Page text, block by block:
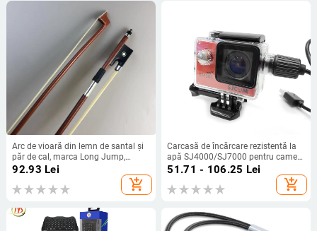
Arc de vioară din lemn de santal și
păr de cal, marca Long Jump,
destinat instrumentelor muzicale
92.93 Lei
add_shopping_cart
Carcasă de încărcare rezistentă la
apă SJ4000/SJ7000 pentru camere
de acțiune — include carcasă
rezistentă la apă, conector etanș și
cablu de încărcare
51.71 - 106.25 Lei
add_shopping_cart